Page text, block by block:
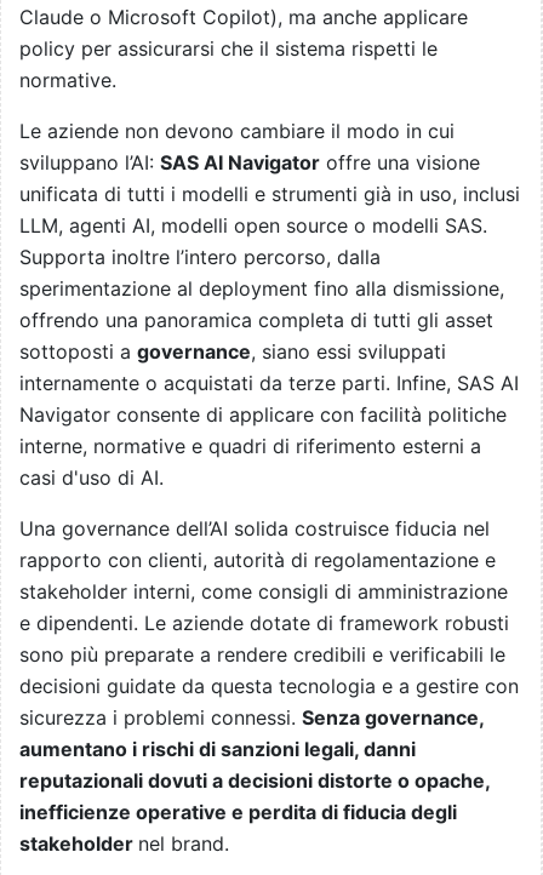
Claude o Microsoft Copilot), ma anche applicare
policy per assicurarsi che il sistema rispetti le
normative.
Le aziende non devono cambiare il modo in cui
sviluppano l’AI: SAS AI Navigator offre una visione
unificata di tutti i modelli e strumenti già in uso, inclusi
LLM, agenti AI, modelli open source o modelli SAS.
Supporta inoltre l’intero percorso, dalla
sperimentazione al deployment fino alla dismissione,
offrendo una panoramica completa di tutti gli asset
sottoposti a governance, siano essi sviluppati
internamente o acquistati da terze parti. Infine, SAS AI
Navigator consente di applicare con facilità politiche
interne, normative e quadri di riferimento esterni a
casi d'uso di AI.
Una governance dell’AI solida costruisce fiducia nel
rapporto con clienti, autorità di regolamentazione e
stakeholder interni, come consigli di amministrazione
e dipendenti. Le aziende dotate di framework robusti
sono più preparate a rendere credibili e verificabili le
decisioni guidate da questa tecnologia e a gestire con
sicurezza i problemi connessi. Senza governance,
aumentano i rischi di sanzioni legali, danni
reputazionali dovuti a decisioni distorte o opache,
inefficienze operative e perdita di fiducia degli
stakeholder nel brand.